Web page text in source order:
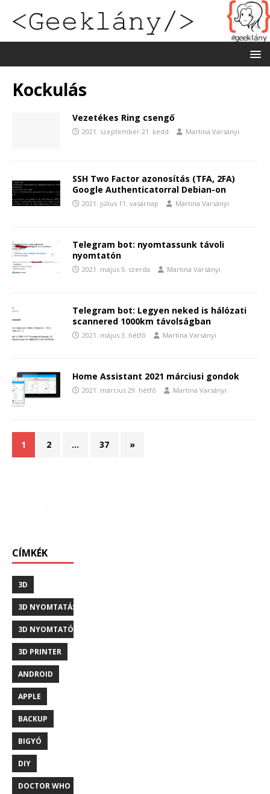
Kockulás
Vezetékes Ring csengő
2021. szeptember 21. kedd Martina Varsányi
SSH Two Factor azonosítás (TFA, 2FA)
Google Authenticatorral Debian-on
2021. július 11. vasárnap Martina Varsányi
Telegram bot: nyomtassunk távoli
nyomtatón
2021. május 5. szerda Martina Varsányi
Telegram bot: Legyen neked is hálózati
scannered 1000km távolságban
2021. május 3. hétfő Martina Varsányi
Home Assistant 2021 márciusi gondok
2021. március 29. hétfő Martina Varsányi
1 2 … 37 »
CÍMKÉK
3D
3D NYOMTATÁS
3D NYOMTATÓ
3D PRINTER
ANDROID
APPLE
BACKUP
BIGYÓ
DIY
DOCTOR WHO